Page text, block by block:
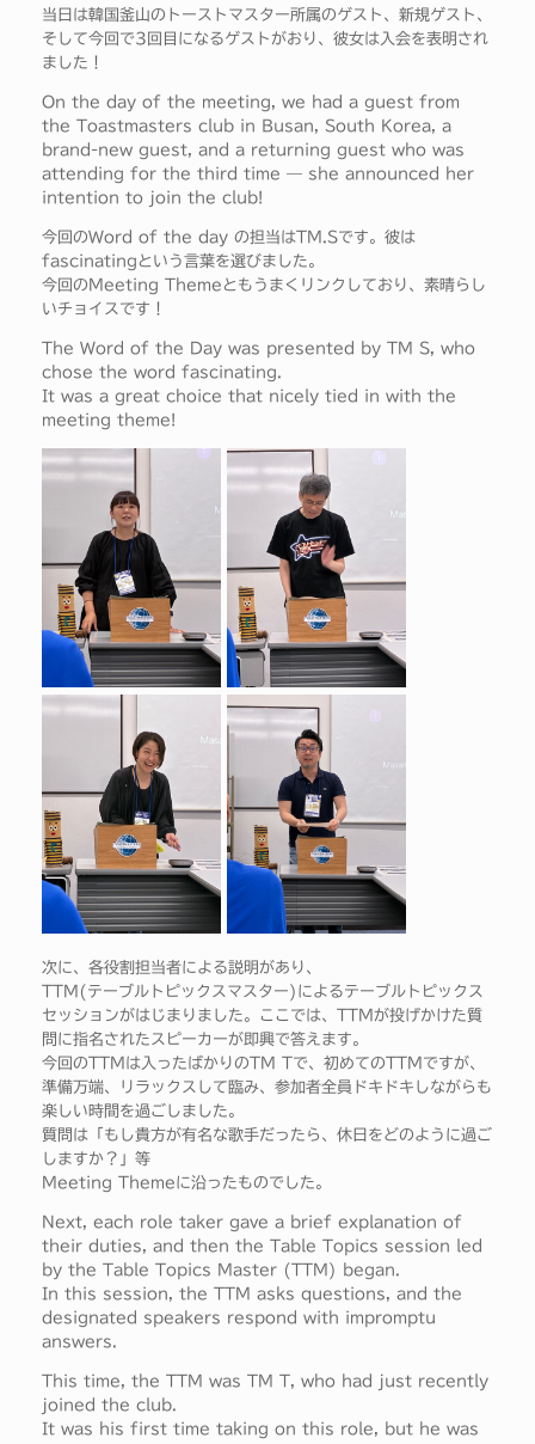
当日は韓国釜山のトーストマスター所属のゲスト、新規ゲスト、
そして今回で3回目になるゲストがおり、彼女は入会を表明され
ました！
On the day of the meeting, we had a guest from
the Toastmasters club in Busan, South Korea, a
brand-new guest, and a returning guest who was
attending for the third time — she announced her
intention to join the club!
今回のWord of the day の担当はTM.Sです。彼は
fascinatingという言葉を選びました。
今回のMeeting Themeともうまくリンクしており、素晴らし
いチョイスです！
The Word of the Day was presented by TM S, who
chose the word fascinating.
It was a great choice that nicely tied in with the
meeting theme!
次に、各役割担当者による説明があり、
TTM(テーブルトピックスマスター)によるテーブルトピックス
セッションがはじまりました。ここでは、TTMが投げかけた質
問に指名されたスピーカーが即興で答えます。
今回のTTMは入ったばかりのTM Tで、初めてのTTMですが、
準備万端、リラックスして臨み、参加者全員ドキドキしながらも
楽しい時間を過ごしました。
質問は「もし貴方が有名な歌手だったら、休日をどのように過ご
しますか？」等
Meeting Themeに沿ったものでした。
Next, each role taker gave a brief explanation of
their duties, and then the Table Topics session led
by the Table Topics Master (TTM) began.
In this session, the TTM asks questions, and the
designated speakers respond with impromptu
answers.
This time, the TTM was TM T, who had just recently
joined the club.
It was his first time taking on this role, but he was